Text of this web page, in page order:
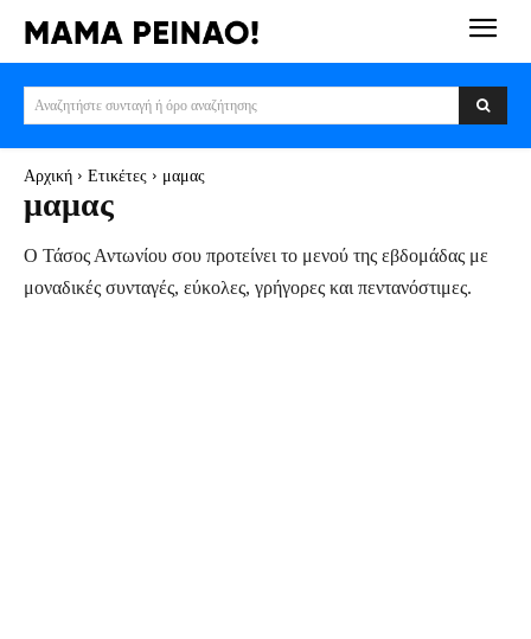
Αναζητήστε συνταγή ή όρο αναζήτησης
Αρχική Ετικέτες μαμας
μαμας
Ο Τάσος Αντωνίου σου προτείνει το μενού της εβδομάδας με
μοναδικές συνταγές, εύκολες, γρήγορες και πεντανόστιμες.